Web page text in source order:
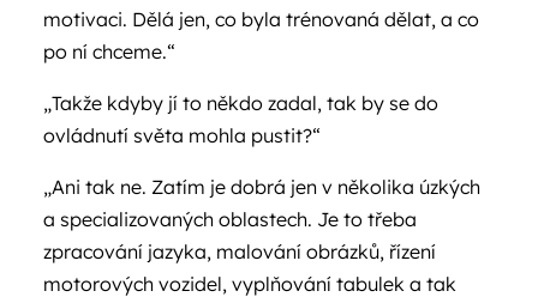
motivaci. Dělá jen, co byla trénovaná dělat, a co
po ní chceme.“
„Takže kdyby jí to někdo zadal, tak by se do
ovládnutí světa mohla pustit?“
„Ani tak ne. Zatím je dobrá jen v několika úzkých
a specializovaných oblastech. Je to třeba
zpracování jazyka, malování obrázků, řízení
motorových vozidel, vyplňování tabulek a tak